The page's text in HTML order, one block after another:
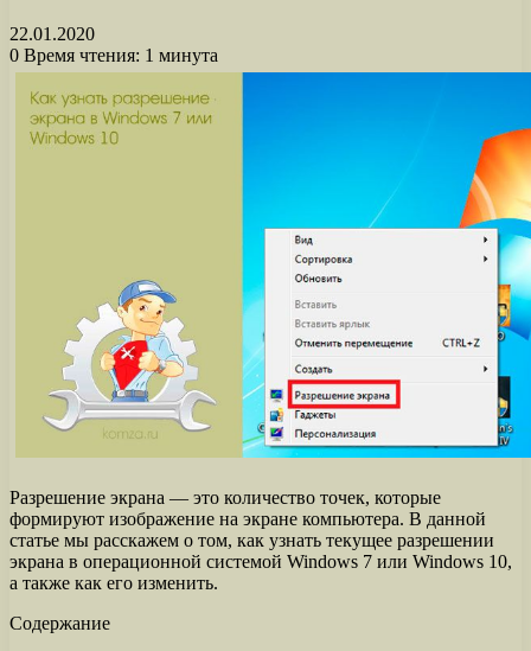
22.01.2020
0 Время чтения: 1 минута
Разрешение экрана — это количество точек, которые
формируют изображение на экране компьютера. В данной
статье мы расскажем о том, как узнать текущее разрешении
экрана в операционной системой Windows 7 или Windows 10,
а также как его изменить.
Содержание